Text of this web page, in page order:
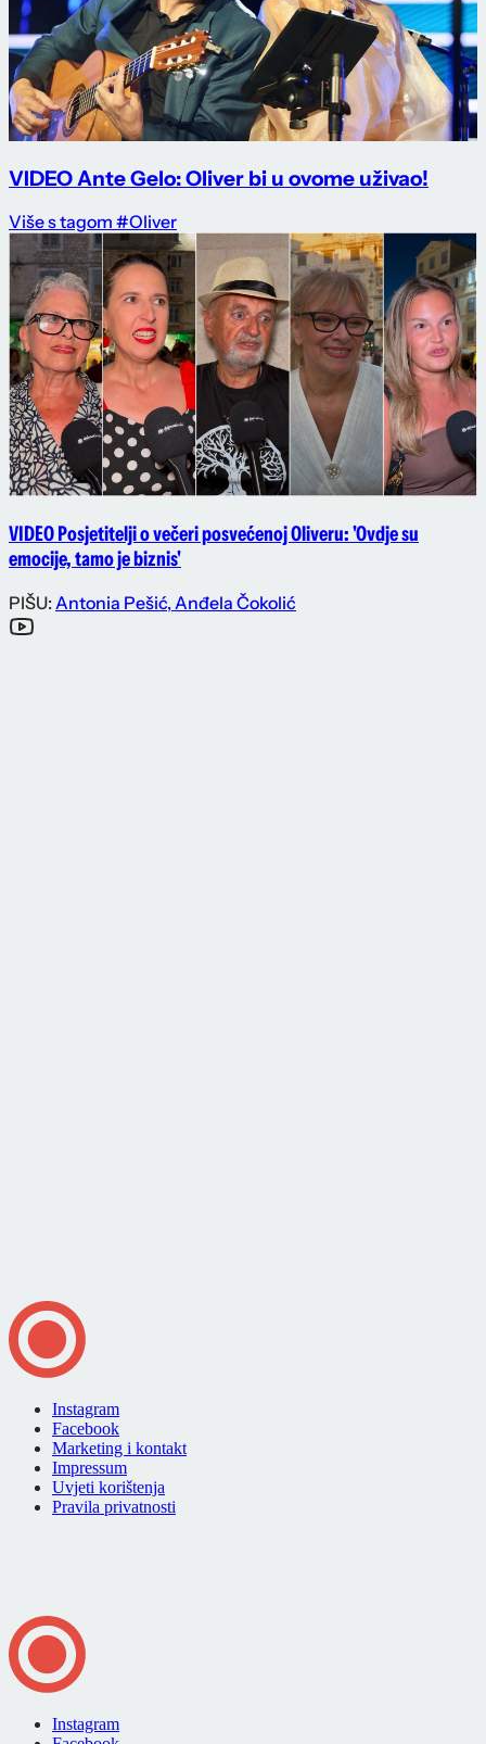
VIDEO Ante Gelo: Oliver bi u ovome uživao!
Više s tagom #Oliver
VIDEO Posjetitelji o večeri posvećenoj Oliveru: 'Ovdje su
emocije, tamo je biznis'
PIŠU: Antonia Pešić, Anđela Čokolić
Instagram
Facebook
Marketing i kontakt
Impressum
Uvjeti korištenja
Pravila privatnosti
Instagram